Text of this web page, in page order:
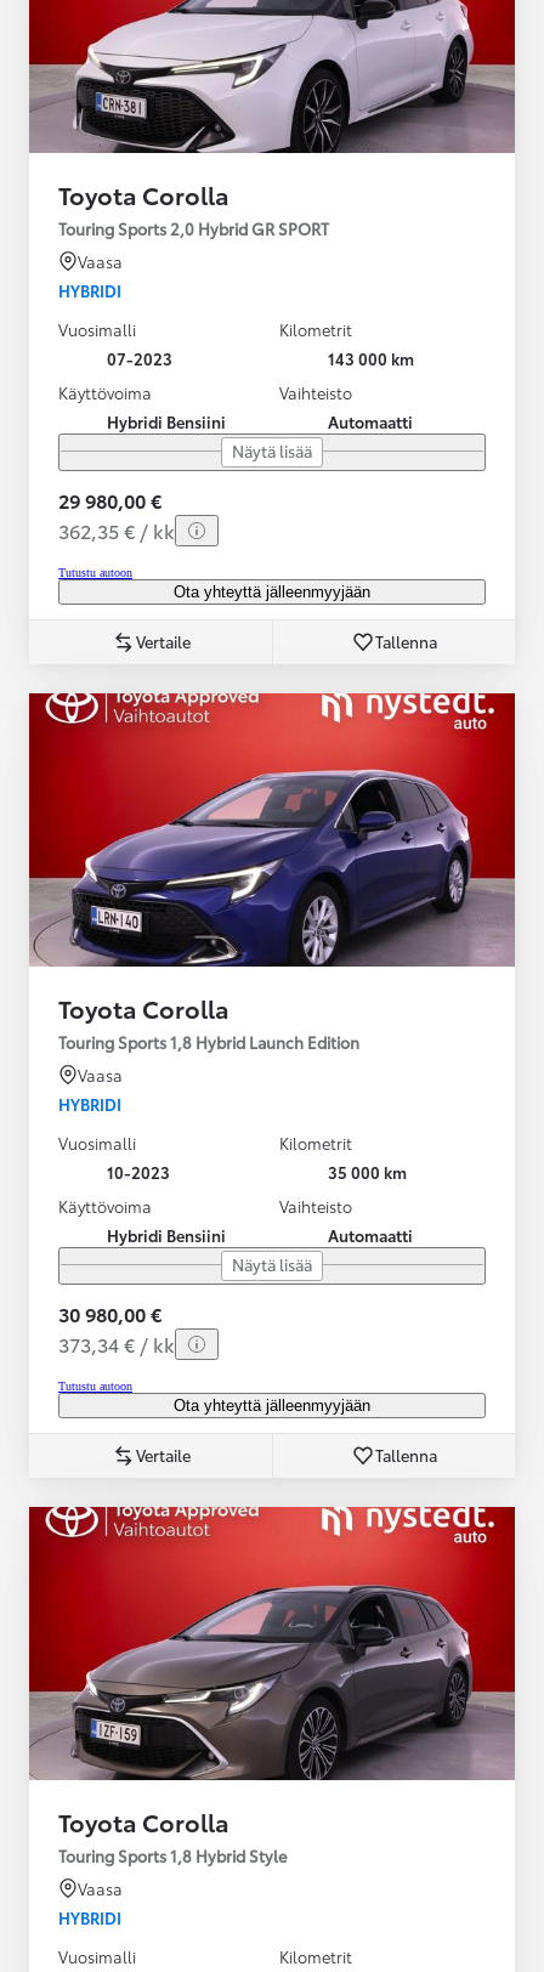
Toyota Corolla
Touring Sports 2,0 Hybrid GR SPORT
Vaasa
HYBRIDI
Vuosimalli
07-2023
Kilometrit
143 000 km
Käyttövoima
Hybridi Bensiini
Vaihteisto
Automaatti
Näytä lisää
29 980,00 €
362,35 € / kk
Tutustu autoon
Ota yhteyttä jälleenmyyjään
Vertaile Tallenna
Toyota Corolla
Touring Sports 1,8 Hybrid Launch Edition
Vaasa
HYBRIDI
Vuosimalli
10-2023
Kilometrit
35 000 km
Käyttövoima
Hybridi Bensiini
Vaihteisto
Automaatti
Näytä lisää
30 980,00 €
373,34 € / kk
Tutustu autoon
Ota yhteyttä jälleenmyyjään
Vertaile Tallenna
Toyota Corolla
Touring Sports 1,8 Hybrid Style
Vaasa
HYBRIDI
Vuosimalli
Kilometrit